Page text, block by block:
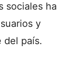
sociales ha
y
del país.